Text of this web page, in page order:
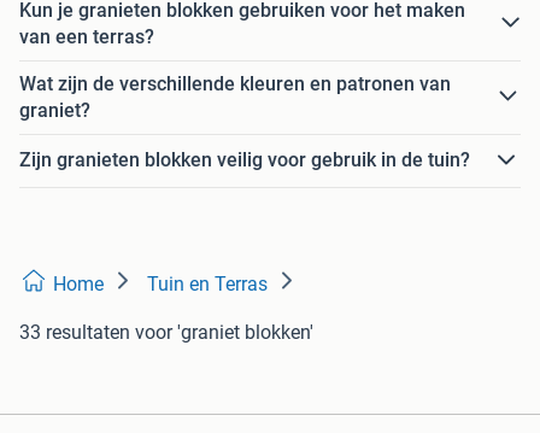
Kun je granieten blokken gebruiken voor het maken
van een terras?
Wat zijn de verschillende kleuren en patronen van
graniet?
Zijn granieten blokken veilig voor gebruik in de tuin?
Home Tuin en Terras
33 resultaten voor 'graniet blokken'